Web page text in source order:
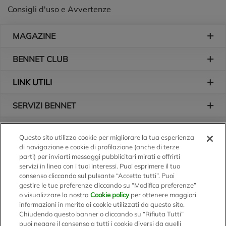
Consigli d'uso e Avvertenze
MAGAZINE
BENNET CLUB
LINK UTILI
SERVIZI BENNET
Logo Bennet
Seguici sui nostri canali
Scarica l'app
Questo sito utilizza cookie per migliorare la tua esperienza
di navigazione e cookie di profilazione (anche di terze
parti) per inviarti messaggi pubblicitari mirati e offrirti
servizi in linea con i tuoi interessi. Puoi esprimere il tuo
consenso cliccando sul pulsante “Accetta tutti”. Puoi
gestire le tue preferenze cliccando su “Modifica preferenze”
o visualizzare la nostraCookie policyper ottenere maggiori
informazioni in merito ai cookie utilizzati da questo sito.
Chiudendo questo banner o cliccando su “Rifiuta Tutti”
puoi negare il consenso a tutti i cookie diversi da quelli